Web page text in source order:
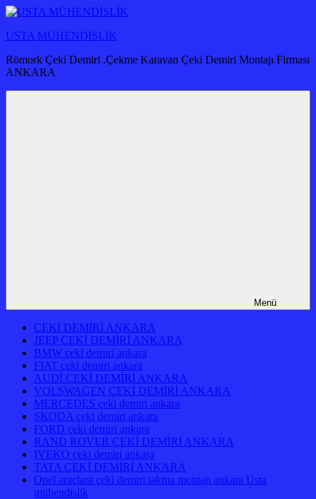
İçeriğe
USTA MÜHENDİSLİK
Römork Çeki Demiri .Çekme Karavan Çeki Demiri Montajı Firması
ANKARA
Menü
ÇEKİ DEMİRİ ANKARA
JEEP ÇEKİ DEMİRİ ANKARA
BMW çeki demiri ankara
FIAT çeki demiri ankara
AUDİ ÇEKİ DEMİRİ ANKARA
VOLSWAGEN ÇEKİ DEMİRİ ANKARA
MERCEDES çeki demiri ankara
SKODA çeki demiri ankara
FORD çeki demiri ankara
RAND ROVER ÇEKİ DEMİRİ ANKARA
IVEKO çeki demiri ankara
TATA ÇEKİ DEMİRİ ANKARA
Opel araçlara çeki demiri takma montajı ankara Usta
mühendislik